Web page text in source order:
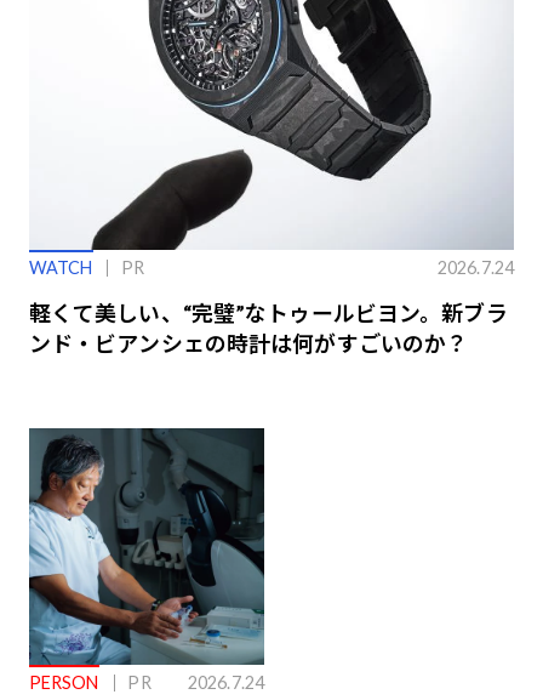
WATCH PR 2026.7.24
軽くて美しい、“完璧”なトゥールビヨン。新ブラ
ンド・ビアンシェの時計は何がすごいのか？
PERSON PR 2026.7.24